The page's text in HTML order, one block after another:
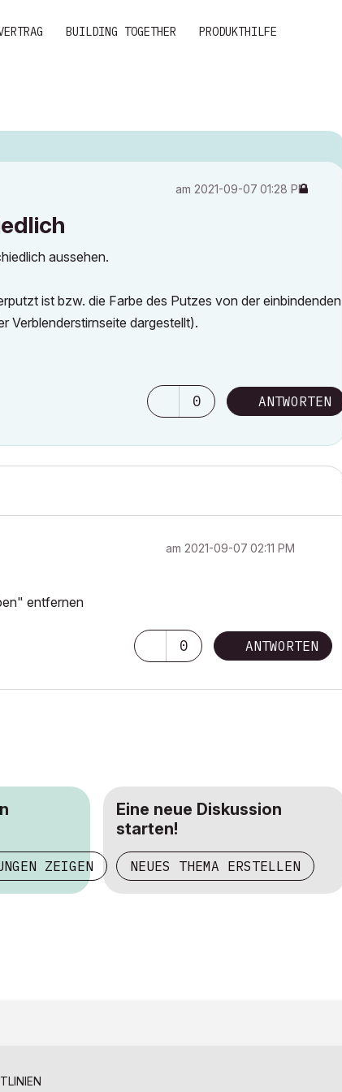
BUILDING TOGETHER PRODUKTHILFE
am ‎2021-09-07 01:28 PM
aussehen.
ist bzw. die Farbe des Putzes von der einbindenden
Verblenderstirnseite dargestellt).
0 ANTWORTEN
am ‎2021-09-07 02:11 PM
entfernen
0 ANTWORTEN
ZEIGEN
Eine neue Diskussion
starten!
NEUES THEMA ERSTELLEN